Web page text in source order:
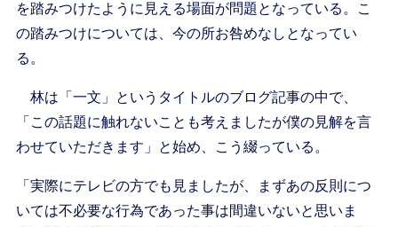
を踏みつけたように見える場面が問題となっている。こ
の踏みつけについては、今の所お咎めなしとなってい
る。
林は「一文」というタイトルのブログ記事の中で、
「この話題に触れないことも考えましたが僕の見解を言
わせていただきます」と始め、こう綴っている。
「実際にテレビの方でも見ましたが、まずあの反則につ
いては不必要な行為であった事は間違いないと思いま